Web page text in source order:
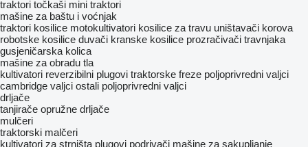
traktori točkaši mini traktori
mašine za baštu i voćnjak
traktori kosilice motokultivatori kosilice za travu uništavači korova
robotske kosilice duvači kranske kosilice prozračivači travnjaka
gusjeničarska kolica
mašine za obradu tla
kultivatori reverzibilni plugovi traktorske freze poljoprivredni valjci
cambridge valjci ostali poljoprivredni valjci
drljače
tanjirače opružne drljače
mulčeri
traktorski malčeri
kultivatori za strništa plugovi podrivači mašine za sakupljanje